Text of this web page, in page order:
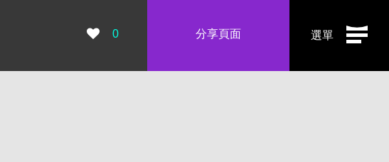
選單
瀏覽數：
0 分享頁面